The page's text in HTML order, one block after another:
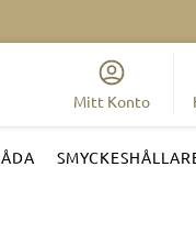
Mitt Konto